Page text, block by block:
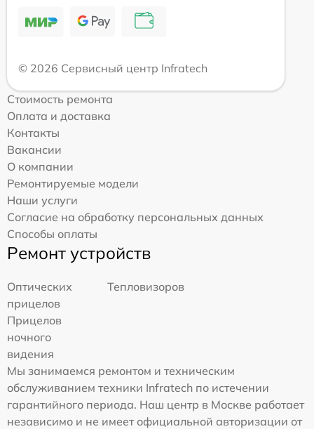
© 2026 Сервисный центр Infratech
Стоимость ремонта
Оплата и доставка
Контакты
Вакансии
О компании
Ремонтируемые модели
Наши услуги
Согласие на обработку персональных данных
Способы оплаты
Ремонт устройств
Оптических
прицелов
Тепловизоров
Прицелов
ночного
видения
Мы занимаемся ремонтом и техническим
обслуживанием техники Infratech по истечении
гарантийного периода. Наш центр в Москве работает
независимо и не имеет официальной авторизации от